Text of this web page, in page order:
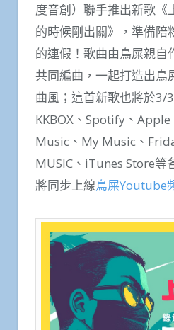
度音創）聯手推出新歌《
的時候剛出關》，準備陪
的連假！歌曲由鳥屎親自
共同編曲，一起打造出鳥
曲風；這首新歌也將於3/
KKBOX、Spotify、
Music、My Music、
MUSIC、iTunes Store等
將同步上線鳥屎Youtube